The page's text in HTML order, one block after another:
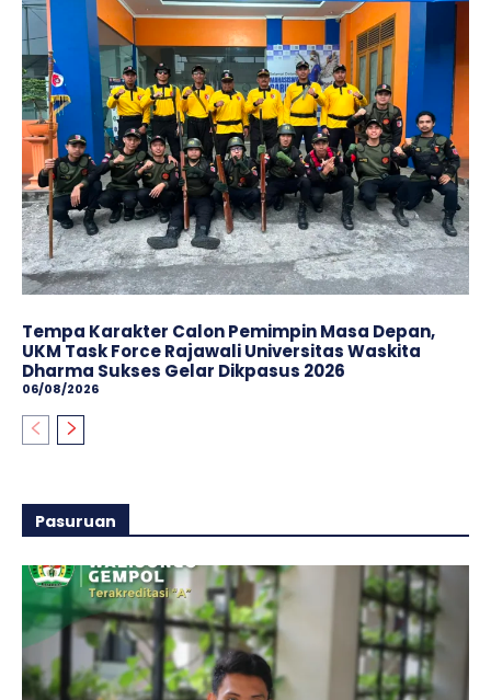
Tempa Karakter Calon Pemimpin Masa Depan,
UKM Task Force Rajawali Universitas Waskita
Dharma Sukses Gelar Dikpasus 2026
06/08/2026
Pasuruan